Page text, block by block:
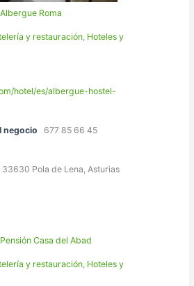
Albergue Roma
y restauración Hoteles y
hotel/es/albergue-hostel-
negocio 677 85 66 45
33630 Pola de Lena, Asturias
Pensión Casa del Abad
y restauración, Hoteles y